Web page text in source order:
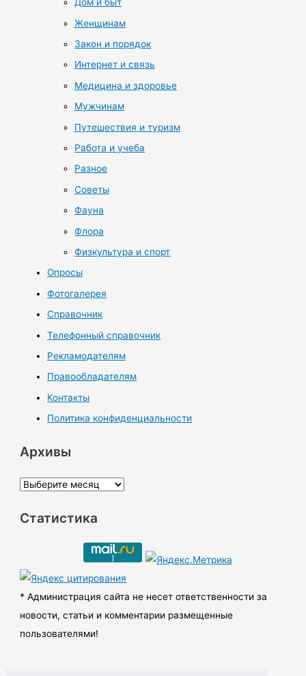
Женщинам
Закон и порядок
Интернет и связь
Медицина и здоровье
Мужчинам
Путешествия и туризм
Работа и учеба
Разное
Советы
Фауна
Флора
Физкультура и спорт
Опросы
Фотогалерея
Справочник
Телефонный справочник
Рекламодателям
Правообладателям
Контакты
Политика конфиденциальности
Архивы
А
х
ы
Статистика
* Администрация сайта не несет ответственности за
новости, статьи и комментарии размещенные
пользователями!